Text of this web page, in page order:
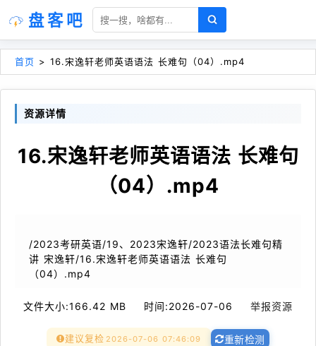
盘客吧
首页 > 16.宋逸轩老师英语语法 长难句（04）.mp4
资源详情
16.宋逸轩老师英语语法 长难句
（04）.mp4
/2023考研英语/19、2023宋逸轩/2023语法长难句精
讲 宋逸轩/16.宋逸轩老师英语语法 长难句
（04）.mp4
文件大小:166.42 MB 时间:2026-07-06 举报资源
建议复检 2026-07-06 07:46:09 重新检测